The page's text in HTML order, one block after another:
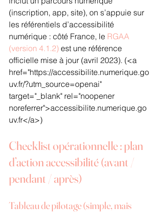
(inscription, app, site), on s’appuie sur
les référentiels d’accessibilité
numérique : côté France, le RGAA
(version 4.1.2) est une référence
officielle mise à jour (avril 2023). (<a
href="https://accessibilite.numerique.go
uv.fr/?utm_source=openai"
target="_blank" rel="noopener
noreferrer">accessibilite.numerique.go
uv.fr</a>)
Checklist opérationnelle : plan
d’action accessibilité (avant /
pendant / après)
Tableau de pilotage (simple, mais